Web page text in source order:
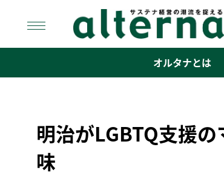
content
オルタナとは
明治がLGBTQ支援
味